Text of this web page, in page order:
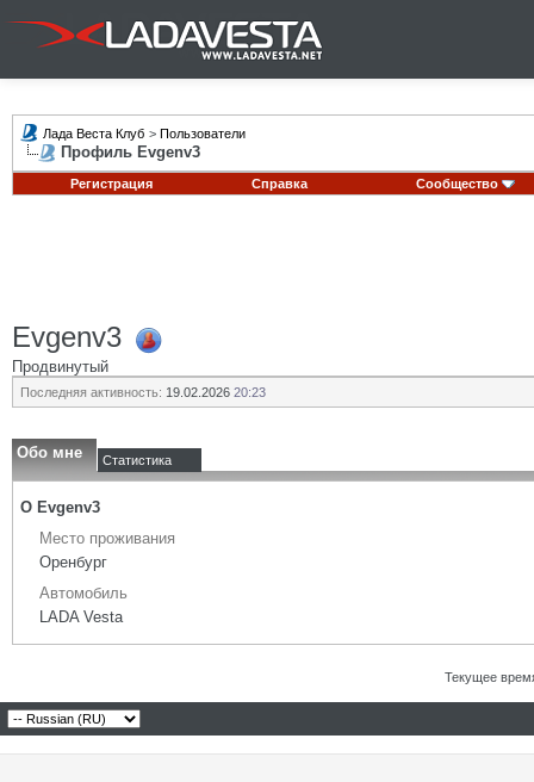
Лада Веста Клуб > Пользователи
Профиль Evgenv3
Регистрация Справка Сообщество
Evgenv3
Продвинутый
Последняя активность: 19.02.2026 20:23
Обо мне Статистика
О Evgenv3
Место проживания
Оренбург
Автомобиль
LADA Vesta
Текущее